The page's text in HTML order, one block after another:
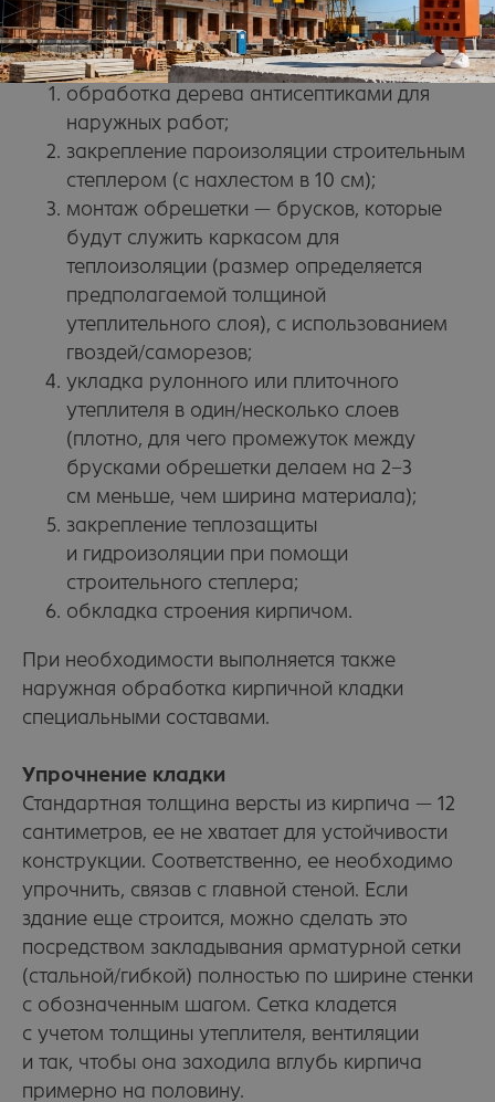
Поэтапный процесс монтажа выглядит
следующим образом:
обработка дерева антисептиками для
наружных работ;
закрепление пароизоляции строительным
степлером (с нахлестом в 10 см);
монтаж обрешетки — брусков, которые
будут служить каркасом для
теплоизоляции (размер определяется
предполагаемой толщиной
утеплительного слоя), с использованием
гвоздей/саморезов;
укладка рулонного или плиточного
утеплителя в один/несколько слоев
(плотно, для чего промежуток между
брусками обрешетки делаем на 2−3
см меньше, чем ширина материала);
закрепление теплозащиты
и гидроизоляции при помощи
строительного степлера;
обкладка строения кирпичом.
При необходимости выполняется также
наружная обработка кирпичной кладки
специальными составами.
Упрочнение кладки
Стандартная толщина версты из кирпича — 12
сантиметров, ее не хватает для устойчивости
конструкции. Соответственно, ее необходимо
упрочнить, связав с главной стеной. Если
здание еще строится, можно сделать это
посредством закладывания арматурной сетки
(стальной/гибкой) полностью по ширине стенки
с обозначенным шагом. Сетка кладется
с учетом толщины утеплителя, вентиляции
и так, чтобы она заходила вглубь кирпича
примерно на половину.